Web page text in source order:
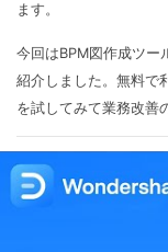
ます。
今回はBPM図作成ツー
紹介しました。無料で
を試してみて業務改善